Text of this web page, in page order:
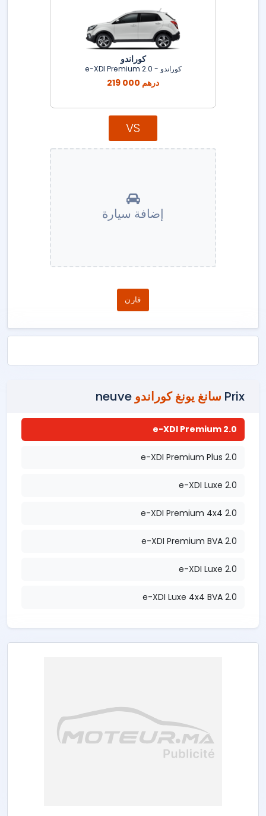
كوراندو
كوراندو - 2.0 e-XDI Premium
219 000 درهم
VS
إضافة سيارة
قارن
Prix سانغ يونغ كوراندو
2.0 e-XDI Premium
2.0 e-XDI Premium Plus
2.0 e-XDI Luxe
2.0 e-XDI Premium 4x4
2.0 e-XDI Premium BVA
2.0 e-XDI Luxe
2.0 e-XDI Luxe 4x4 BVA